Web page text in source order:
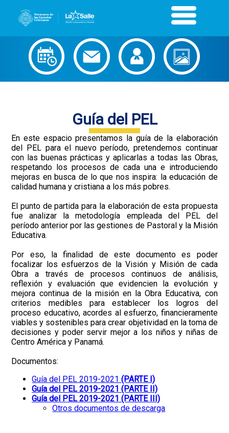
Guía del PEL
En este espacio presentamos la guía de la elaboración
del PEL para el nuevo período, pretendemos continuar
con las buenas prácticas y aplicarlas a todas las Obras,
respetando los procesos de cada una e introduciendo
mejoras en busca de lo que nos inspira: la educación de
calidad humana y cristiana a los más pobres.
El punto de partida para la elaboración de esta propuesta
fue analizar la metodología empleada del PEL del
período anterior por las gestiones de Pastoral y la Misión
Educativa.
Por eso, la finalidad de este documento es poder
focalizar los esfuerzos de la Visión y Misión de cada
Obra a través de procesos continuos de análisis,
reflexión y evaluación que evidencien la evolución y
mejora continua de la misión en la Obra Educativa, con
criterios medibles para establecer los logros del
proceso educativo, acordes al esfuerzo, financieramente
viables y sostenibles para crear objetividad en la toma de
decisiones y poder servir mejor a los niños y niñas de
Centro América y Panamá.
Documentos:
Guía del PEL 2019-2021(PARTE I)
Guía del PEL 2019-2021 (PARTE II)
Guía del PEL 2019-2021 (PARTE III)
Otros documentos de descarga